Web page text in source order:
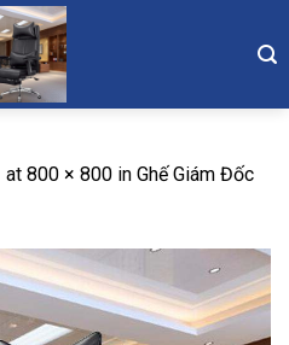
at 800 × 800 in Ghế Giám Đốc